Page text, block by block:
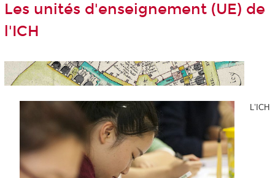
Les unités d'enseignement (UE) de
l'ICH
L’ICH